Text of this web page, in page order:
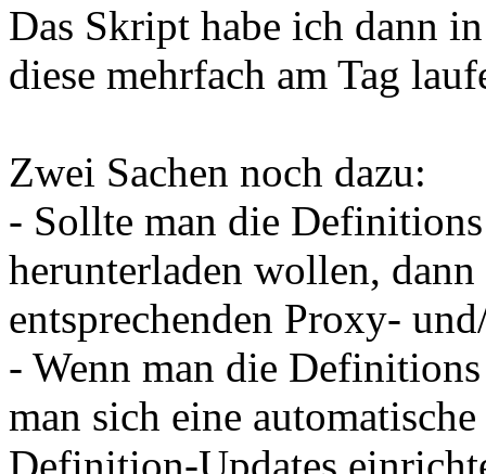
Das Skript habe ich dann
diese mehrfach am Tag
Zwei Sachen noch dazu:
- Sollte man die
herunterladen wollen,
entsprechenden Proxy-
- Wenn man die
man sich eine
Definition-Updates